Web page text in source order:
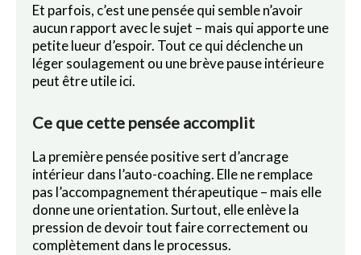
Et parfois, c’est une pensée qui semble n’avoir
aucun rapport avec le sujet – mais qui apporte une
petite lueur d’espoir. Tout ce qui déclenche un
léger soulagement ou une brève pause intérieure
peut être utile ici.
Ce que cette pensée accomplit
La première pensée positive sert d’ancrage
intérieur dans l’auto-coaching. Elle ne remplace
pas l’accompagnement thérapeutique – mais elle
donne une orientation. Surtout, elle enlève la
pression de devoir tout faire correctement ou
complètement dans le processus.